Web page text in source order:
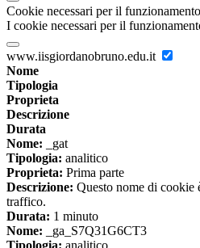
Cookie necessari per il funzionamento
I cookie necessari per il
www.iisgiordanobruno.edu.it
Nome
Tipologia
Proprieta
Descrizione
Durata
Nome: _gat
Tipologia: analitico
Proprieta: Prima parte
Descrizione: Questo nome di cookie
traffico.
Durata: 1 minuto
Nome: _ga_S7Q31G6CT3